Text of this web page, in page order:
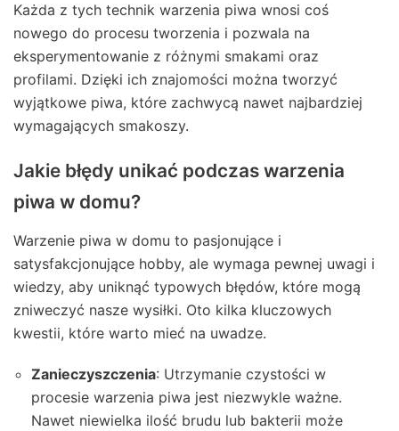
Każda z tych technik warzenia piwa wnosi coś
nowego do procesu tworzenia i pozwala na
eksperymentowanie z różnymi smakami oraz
profilami. Dzięki ich znajomości można tworzyć
wyjątkowe piwa, które zachwycą nawet najbardziej
wymagających smakoszy.
Jakie błędy unikać podczas warzenia
piwa w domu?
Warzenie piwa w domu to pasjonujące i
satysfakcjonujące hobby, ale wymaga pewnej uwagi i
wiedzy, aby uniknąć typowych błędów, które mogą
zniweczyć nasze wysiłki. Oto kilka kluczowych
kwestii, które warto mieć na uwadze.
Zanieczyszczenia: Utrzymanie czystości w
procesie warzenia piwa jest niezwykle ważne.
Nawet niewielka ilość brudu lub bakterii może